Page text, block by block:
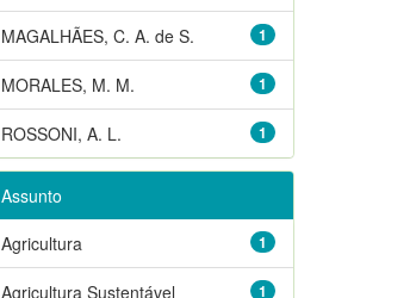
1
MAGALHÃES, C. A. de S.
1
MORALES, M. M.
1
ROSSONI, A. L.
Assunto
1
Agricultura
1
Agricultura Sustentável